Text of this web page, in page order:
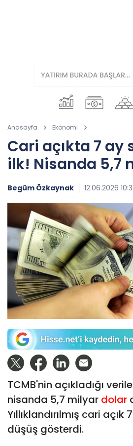
Anasayfa Ekonomi
Cari açıkta 7 ay
ilk! Nisanda 5,7
Begüm Özkaynak 12.06.2026
TCMB'nin açıkladığı
nisanda 5,7 milyar dolar
Yıllıklandırılmış cari
düşüş gösterdi.